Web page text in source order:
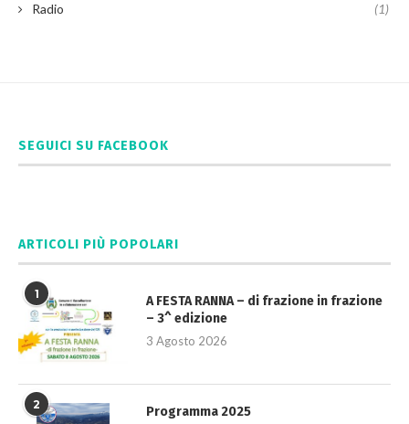
Radio (1)
SEGUICI SU FACEBOOK
ARTICOLI PIÙ POPOLARI
1
A FESTA RANNA – di frazione in frazione
– 3^ edizione
3 Agosto 2026
2
Programma 2025